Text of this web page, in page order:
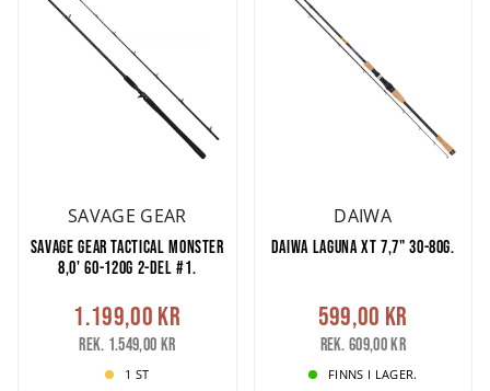
SAVAGE GEAR
SAVAGE GEAR TACTICAL MONSTER
8,0' 60-120G 2-DEL #1.
1.199,00 kr
Rek. 1.549,00 kr
1 ST
DAIWA
DAIWA LAGUNA XT 7,7" 30-80G.
599,00 kr
Rek. 609,00 kr
FINNS I LAGER.